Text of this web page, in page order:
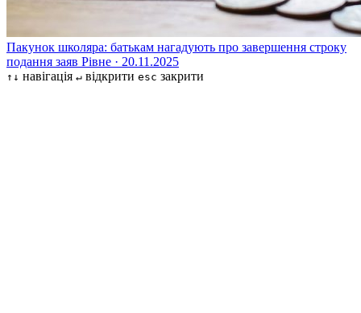
Пакунок школяра: батькам нагадують про завершення строку
подання заяв Рівне · 20.11.2025
↑↓ навігація ↵ відкрити esc закрити